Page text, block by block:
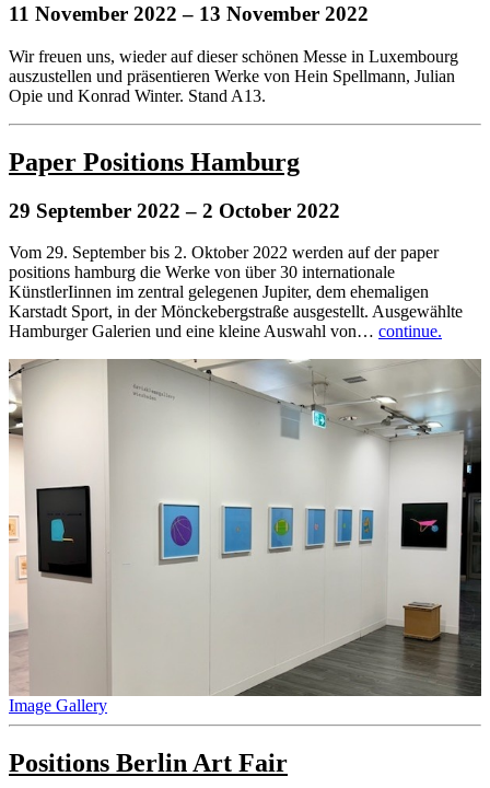
11 November 2022 – 13 November 2022
Wir freuen uns, wieder auf dieser schönen Messe in Luxembourg
auszustellen und präsentieren Werke von Hein Spellmann, Julian
Opie und Konrad Winter. Stand A13.
Paper Positions Hamburg
29 September 2022 – 2 October 2022
Vom 29. September bis 2. Oktober 2022 werden auf der paper
positions hamburg die Werke von über 30 internationale
KünstlerIinnen im zentral gelegenen Jupiter, dem ehemaligen
Karstadt Sport, in der Mönckebergstraße ausgestellt. Ausgewählte
Hamburger Galerien und eine kleine Auswahl von… continue.
Image Gallery
Positions Berlin Art Fair